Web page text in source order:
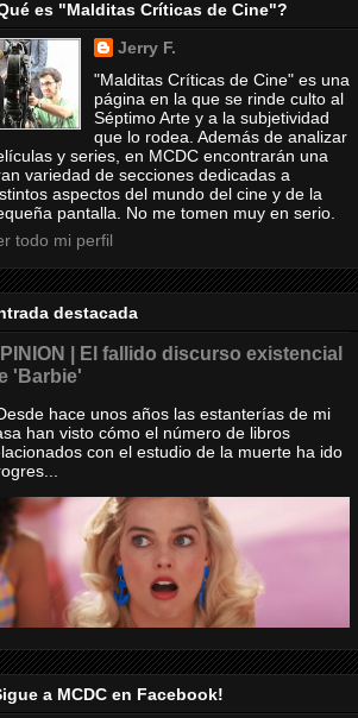
es "Malditas Críticas de Cine"?
Jerry F.
"Malditas Críticas de Cine" es una
página en la que se rinde culto al
Séptimo Arte y a la subjetividad
que lo rodea. Además de analizar
y series, en MCDC encontrarán una
variedad de secciones dedicadas a
aspectos del mundo del cine y de la
pantalla. No me tomen muy en serio.
todo mi perfil
destacada
| El fallido discurso existencial
'Barbie'
hace unos años las estanterías de mi
han visto cómo el número de libros
con el estudio de la muerte ha ido
a MCDC en Facebook!